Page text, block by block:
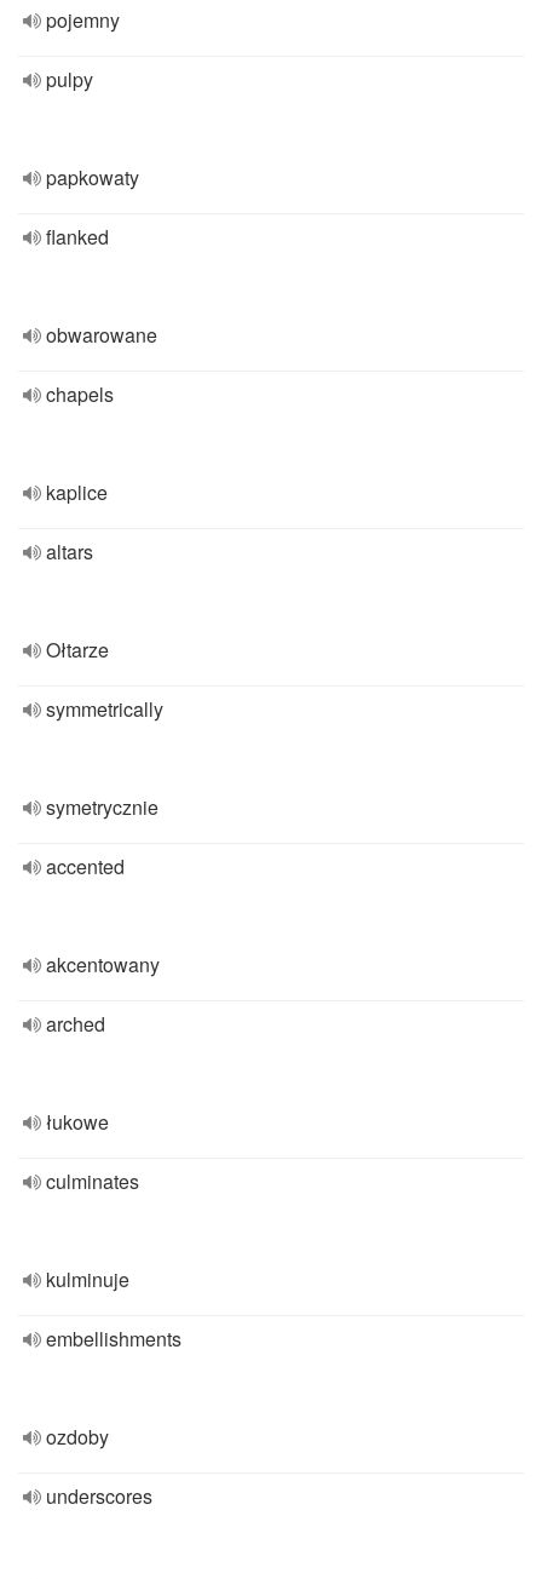
pojemny
pulpy
papkowaty
flanked
obwarowane
chapels
kaplice
altars
Ołtarze
symmetrically
symetrycznie
accented
akcentowany
arched
łukowe
culminates
kulminuje
embellishments
ozdoby
underscores